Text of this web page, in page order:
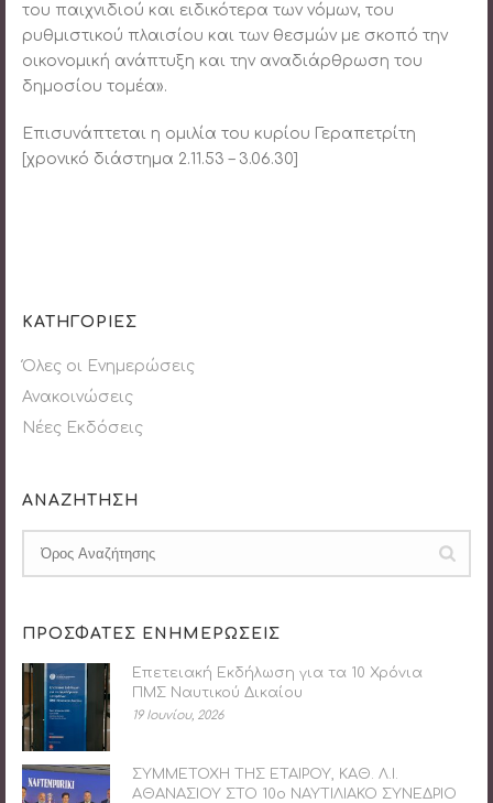
του παιχνιδιού και ειδικότερα των νόμων, του
ρυθμιστικού πλαισίου και των θεσμών με σκοπό την
οικονομική ανάπτυξη και την αναδιάρθρωση του
δημοσίου τομέα».
Επισυνάπτεται η ομιλία του κυρίου Γεραπετρίτη
[χρονικό διάστημα 2.11.53 – 3.06.30]
ΚΑΤΗΓΟΡΙΕΣ
Όλες οι Ενημερώσεις
Ανακοινώσεις
Νέες Εκδόσεις
ΑΝΑΖΗΤΗΣΗ
ΠΡΟΣΦΑΤΕΣ ΕΝΗΜΕΡΩΣΕΙΣ
Επετειακή Εκδήλωση για τα 10 Χρόνια
ΠΜΣ Ναυτικού Δικαίου
19 Ιουνίου, 2026
ΣΥΜΜΕΤΟΧΗ ΤΗΣ ΕΤΑΙΡΟΥ, ΚΑΘ. Λ.Ι.
ΑΘΑΝΑΣΙΟΥ ΣΤΟ 10ο ΝΑΥΤΙΛΙΑΚΟ ΣΥΝΕΔΡΙΟ